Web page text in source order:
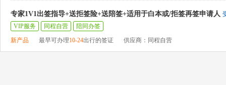
专家1V1出签指导+送拒签险+送陪签+适用于白本或/拒签再签申请人
VIP服务
同程自营
陪同办签
新产品
最早可办理10-24出行的签证 供应商：同程自营